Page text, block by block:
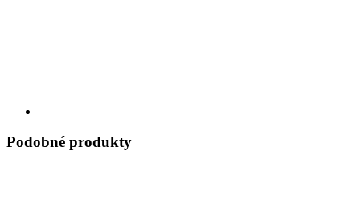
Podobné produkty